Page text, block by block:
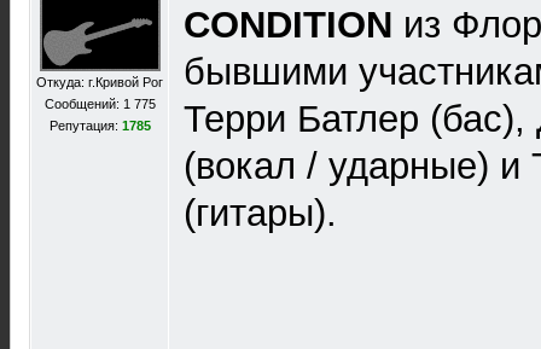
Откуда: г.Кривой Рог
Сообщений: 1 775
Репутация: 1785
CONDITION из
бывшими
Терри Батлер
(вокал / ударные) и
(гитары).